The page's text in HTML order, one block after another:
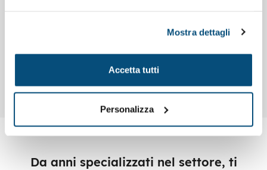
Mostra dettagli
Accetta tutti
Personalizza
Gadget sportivi personalizzati
ricarica USB
Da anni specializzati nel settore, ti